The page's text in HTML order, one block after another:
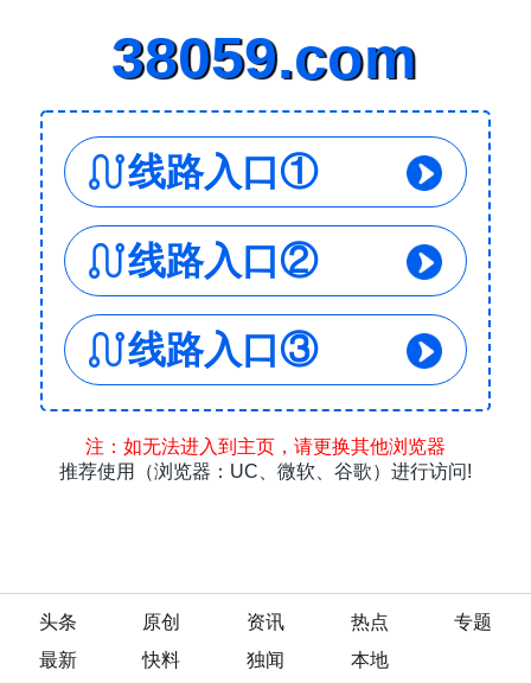
头条 原创 资讯 热点
专题
最新
快料 独闻 本地